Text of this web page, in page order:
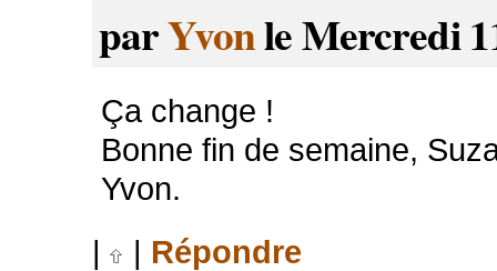
parYvonle Mercredi
Ça change !
Bonne fin de semaine,
Yvon.
|
| Répondre